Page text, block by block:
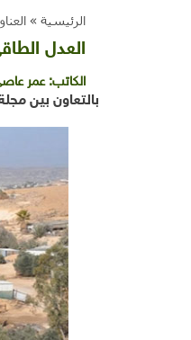
الرئيسية »
العدل
الكاتب:عمر
بالتعاون بين